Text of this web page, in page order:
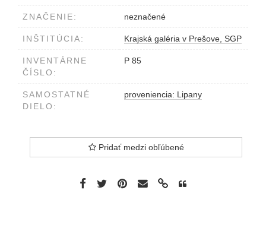
ZNAČENIE: neznačené
INŠTITÚCIA: Krajská galéria v Prešove, SGP
INVENTÁRNE
ČÍSLO:
P 85
SAMOSTATNÉ
DIELO:
proveniencia: Lipany
Pridať medzi obľúbené